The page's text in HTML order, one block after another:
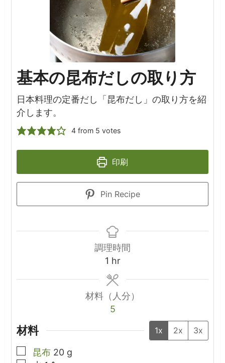
基本の昆布だしの取り方
日本料理の定番だし「昆布だし」の取り方を紹
介します。
4from 5 votes
印刷
Pin Recipe
調理時間
1 hour
hr
材料（人分）
5
材料 1x 2x 3x
▢
昆布 20 g